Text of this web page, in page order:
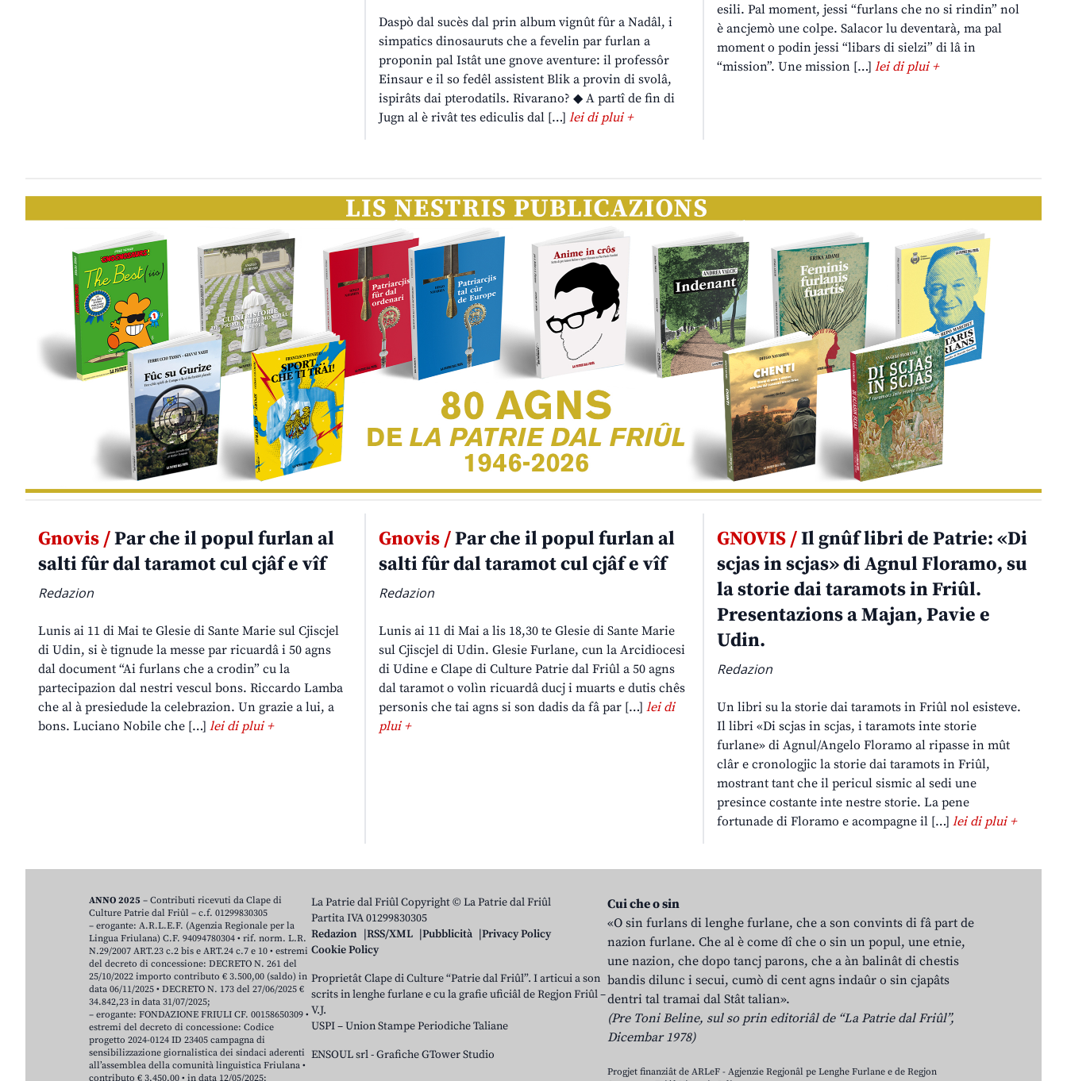
Daspò dal sucès dal prin album vignût fûr a Nadâl, i
simpatics dinosauruts che a fevelin par furlan a
proponin pal Istât une gnove aventure: il professôr
Einsaur e il so fedêl assistent Blik a provin di svolâ,
ispirâts dai pterodatils. Rivarano? ◆ A partî de fin di
Jugn al è rivât tes ediculis dal […] lei di plui +
esili. Pal moment, jessi “furlans che no si rindin” nol
è ancjemò une colpe. Salacor lu deventarà, ma pal
moment o podin jessi “libars di sielzi” di lâ in
“mission”. Une mission […]lei di plui +
Gnovis /Par che il popul furlan al
salti fûr dal taramot cul cjâf e vîf
Redazion
Lunis ai 11 di Mai te Glesie di Sante Marie sul Cjiscjel
di Udin, si è tignude la messe par ricuardâ i 50 agns
dal document “Ai furlans che a crodin” cu la
partecipazion dal nestri vescul bons. Riccardo Lamba
che al à presiedude la celebrazion. Un grazie a lui, a
bons. Luciano Nobile che […] lei di plui +
Gnovis /Par che il popul furlan al
salti fûr dal taramot cul cjâf e vîf
Redazion
Lunis ai 11 di Mai a lis 18,30 te Glesie di Sante Marie
sul Cjiscjel di Udin. Glesie Furlane, cun la Arcidiocesi
di Udine e Clape di Culture Patrie dal Friûl a 50 agns
dal taramot o volìn ricuardâ ducj i muarts e dutis chês
personis che tai agns si son dadis da fâ par […] lei di
plui +
GNOVIS /Il gnûf libri de Patrie: «Di
scjas in scjas» di Agnul Floramo, su
la storie dai taramots in Friûl.
Presentazions a Majan, Pavie e
Udin.
Redazion
Un libri su la storie dai taramots in Friûl nol esisteve.
Il libri «Di scjas in scjas, i taramots inte storie
furlane» di Agnul/Angelo Floramo al ripasse in mût
clâr e cronologjic la storie dai taramots in Friûl,
mostrant tant che il pericul sismic al sedi une
presince costante inte nestre storie. La pene
fortunade di Floramo e acompagne il […]lei di plui +
La Patrie dal Friûl Copyright © La Patrie dal Friûl
Partita IVA 01299830305
Redazion
RSS/XML Pubblicità
Privacy Policy
Cookie Policy
Proprietât Clape di Culture “Patrie dal Friûl”. I articui a son
scrits in lenghe furlane e cu la grafie uficiâl de Regjon Friûl –
V.J.
USPI – Union Stampe Periodiche Taliane
ENSOUL srl-Grafiche GTower Studio
Cui che o sin
«O sin furlans di lenghe furlane, che a son convints di fâ part de
nazion furlane. Che al è come dî che o sin un popul, une etnie,
une nazion, che dopo tancj parons, che a àn balinât di chestis
bandis dilunc i secui, cumò di cent agns indaûr o sin cjapâts
dentri tal tramai dal Stât talian».
(Pre Toni Beline, sul so prin editoriâl de “La Patrie dal Friûl”,
Dicembar 1978)
Progjet finanziât de ARLeF - Agjenzie Regjonâl pe Lenghe Furlane e de Regjon
ANNO 2025 – Contributi ricevuti da Clape di
Culture Patrie dal Friûl – c.f. 01299830305
– erogante: A.R.L.E.F. (Agenzia Regionale per la
Lingua Friulana) C.F. 94094780304 • rif. norm. L.R.
N.29/2007 ART.23 c.2 bis e ART.24 c.7 e 10 • estremi
del decreto di concessione: DECRETO N. 261 del
25/10/2022 importo contributo € 3.500,00 (saldo) in
data 06/11/2025 • DECRETO N. 173 del 27/06/2025 €
34.842,23 in data 31/07/2025;
– erogante: FONDAZIONE FRIULI CF. 00158650309 •
estremi del decreto di concessione: Codice
progetto 2024-0124 ID 23405 campagna di
sensibilizzazione giornalistica dei sindaci aderenti
all’assemblea della comunità linguistica Friulana •
contributo € 3.450,00 • in data 12/05/2025;